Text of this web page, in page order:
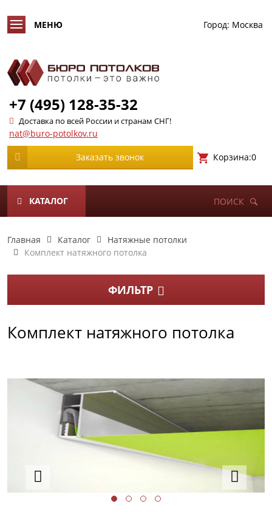
Город: Москва
+7 (495) 128-35-32
Доставка по всей России и странам СНГ!
nat@buro-potolkov.ru
Заказать звонок Корзина:0
КАТАЛОГ ПОИСК
Главная Каталог
Натяжные потолки
Комплект натяжного потолка
ФИЛЬТР
Комплект натяжного потолка